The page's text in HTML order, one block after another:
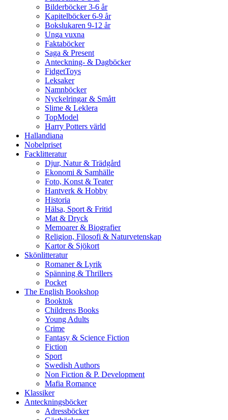
Bilderböcker 3-6 år
Kapitelböcker 6-9 år
Bokslukaren 9-12 år
Unga vuxna
Faktaböcker
Saga & Present
Anteckning- & Dagböcker
FidgetToys
Leksaker
Namnböcker
Nyckelringar & Smått
Slime & Leklera
TopModel
Harry Potters värld
Hallandiana
Nobelpriset
Facklitteratur
Djur, Natur & Trädgård
Ekonomi & Samhälle
Foto, Konst & Teater
Hantverk & Hobby
Historia
Hälsa, Sport & Fritid
Mat & Dryck
Memoarer & Biografier
Religion, Filosofi & Naturvetenskap
Kartor & Sjökort
Skönlitteratur
Romaner & Lyrik
Spänning & Thrillers
Pocket
The English Bookshop
Booktok
Childrens Books
Young Adults
Crime
Fantasy & Science Fiction
Fiction
Sport
Swedish Authors
Non Fiction & P. Development
Mafia Romance
Klassiker
Anteckningsböcker
Adressböcker